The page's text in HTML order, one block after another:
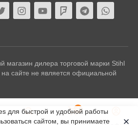
дилера торговой марки Stihl
сайте не является официальной
для быстрой и удобной работы
сайтом, вы принимаете